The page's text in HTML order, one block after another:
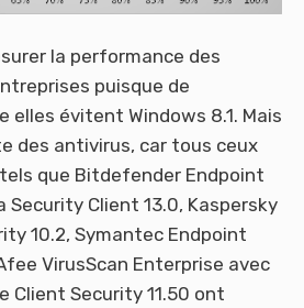
la performance des
puisque de
elles évitent Windows 8.1. Mais
des antivirus, car tous ceux
que Bitdefender Endpoint
Security Client 13.0, Kaspersky
10.2, Symantec Endpoint
VirusScan Enterprise avec
Client Security 11.50 ont